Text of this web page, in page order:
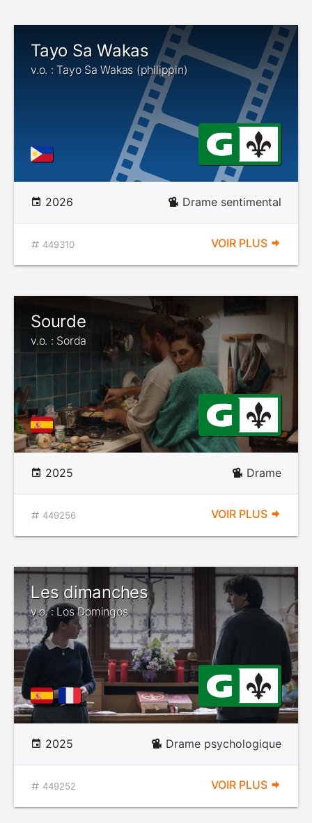
Tayo Sa Wakas
v.o. : Tayo Sa Wakas (philippin)
2026 Drame sentimental
449310 VOIR PLUS
Sourde
v.o. : Sorda
2025 Drame
449256 VOIR PLUS
Les dimanches
v.o. : Los Domingos
2025 Drame psychologique
449252 VOIR PLUS